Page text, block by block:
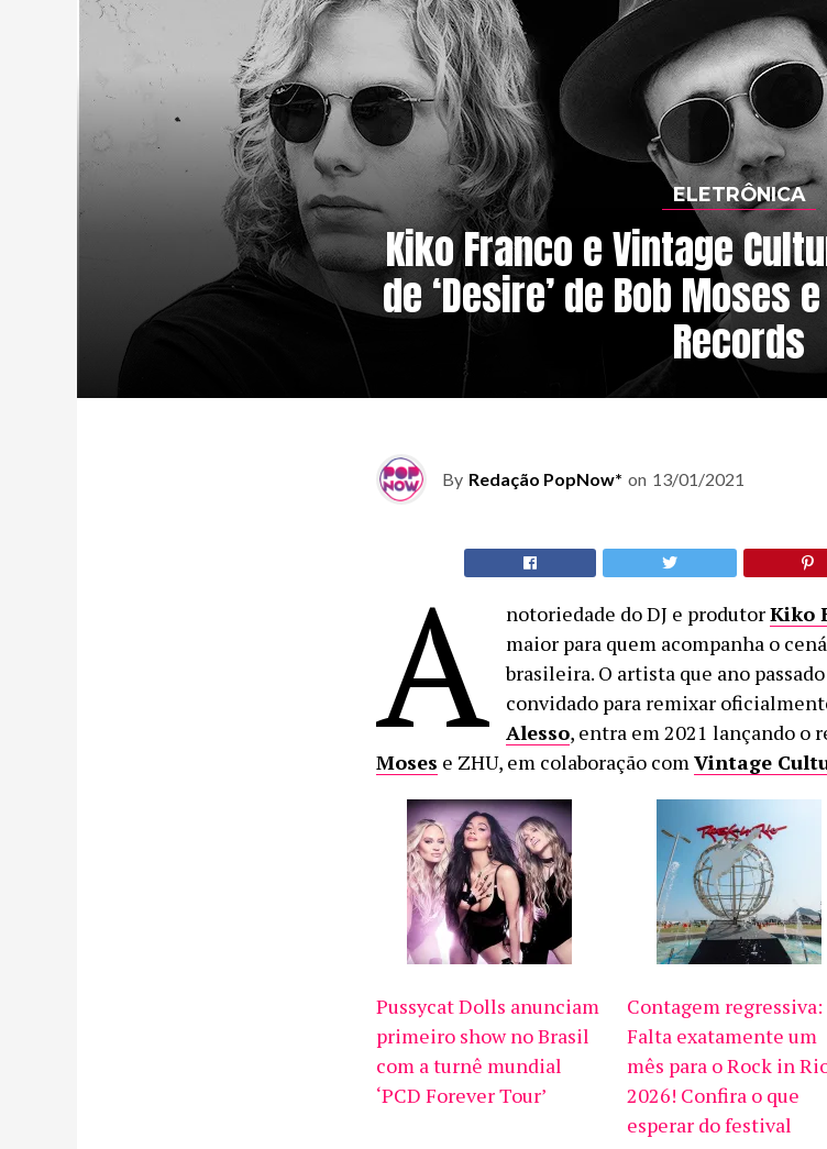
ELETRÔNICA
Kiko Franco e Vintage
de ‘Desire’ de Bob Moses
Records
By Redação PopNow* on 13/01/2021
A notoriedade do DJ e produtorKiko
maior para quem acompanha o
brasileira. O artista que ano
convidado para remixar
Alesso, entra em 2021 lançando o
Moses e ZHU, em colaboração comVintage
Pussycat Dolls anunciam
primeiro show no Brasil
com a turnê mundial
‘PCD Forever Tour’
Contagem regressiva:
Falta exatamente um
mês para o Rock in
2026! Confira o que
esperar do festival